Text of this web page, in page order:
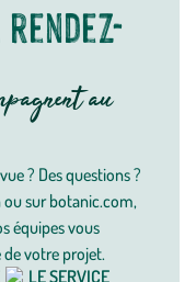
au
? Des questions ?
ou sur botanic.com,
équipes vous
votre projet.